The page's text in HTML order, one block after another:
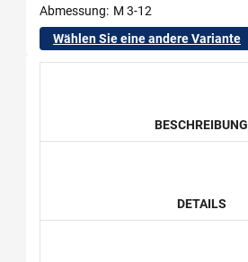
Abmessung
M 3-12
Wählen Sie eine andere Variante
BESCHREIBUNG
DETAILS